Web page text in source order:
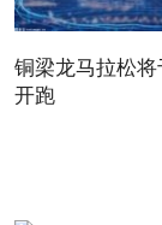
铜梁龙马拉松将
开跑